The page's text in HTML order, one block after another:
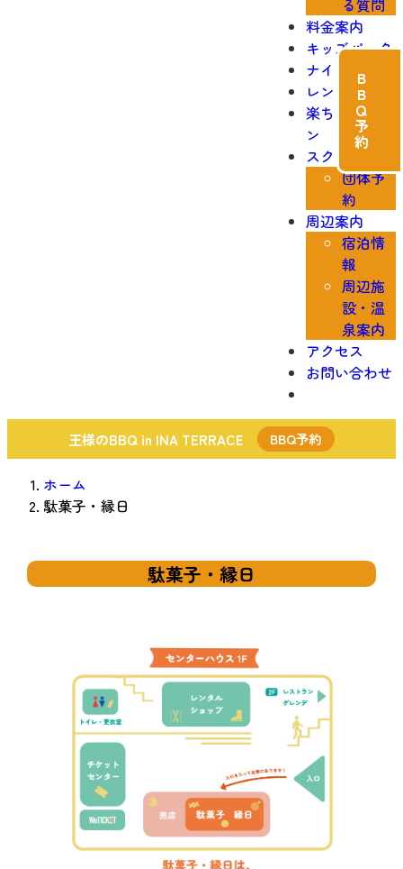
る質問
料金案内
キッズパーク
ナイター
レンタル
楽ちんレッス
ン
スクール
団体予
約
周辺案内
宿泊情
報
周辺施
設・温
泉案内
アクセス
お問い合わせ
王様のBBQ in INA TERRACE BBQ予約
ホーム
駄菓子・縁日
駄菓子・縁日
ＢＢＱ予約